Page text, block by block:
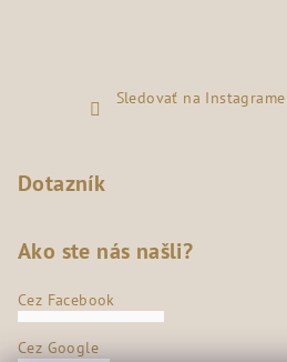
Sledovať na Instagrame
Dotazník
Ako ste nás našli?
Cez Facebook
Cez Google